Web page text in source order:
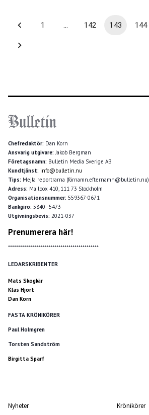
1 142 143 144
Chefredaktör: Dan Korn
Ansvarig utgivare:Jakob Bergman
Företagsnamn: Bulletin Media Sverige AB
Kundtjänst: info@bulletin.nu
Tips: Mejla reportrarna (förnamn.efternamn@bulletin.nu)
Adress: Mailbox 410, 111 73 Stockholm
Organisationsnummer: 559367-0671
Bankgiro: 5840–5473
Utgivningsbevis: 2021-037
Prenumerera här!
*********************************************
LEDARSKRIBENTER
Mats Skogkär
Klas Hjort
Dan Korn
FASTA KRÖNIKÖRER
Paul Holmgren
Torsten Sandström
Birgitta Sparf
Nyheter Krönikörer